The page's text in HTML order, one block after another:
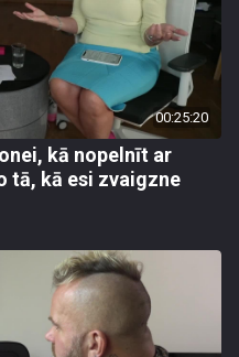
00:25:20
kā nopelnīt ar
tā, kā esi zvaigzne